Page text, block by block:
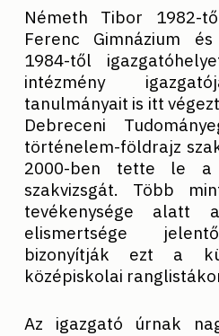
Németh Tibor 1982-
Ferenc Gimnázium
1984-től
intézmény
tanulmányait is itt
Debreceni
történelem-földrajz
2000-ben tette le a
szakvizsgát. Több
tevékenysége alatt
elismertsége
bizonyítják ezt a
középiskolai
Az igazgató úrnak